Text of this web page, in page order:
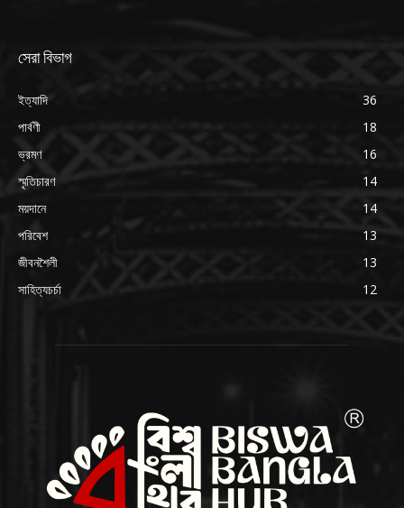
সেরা বিভাগ
ইত্যাদি
36
পার্বণী
18
ভ্রমণ
16
স্মৃতিচারণ
14
ময়দানে
14
পরিবেশ
13
জীবনশৈলী
13
সাহিত্যচর্চা
12